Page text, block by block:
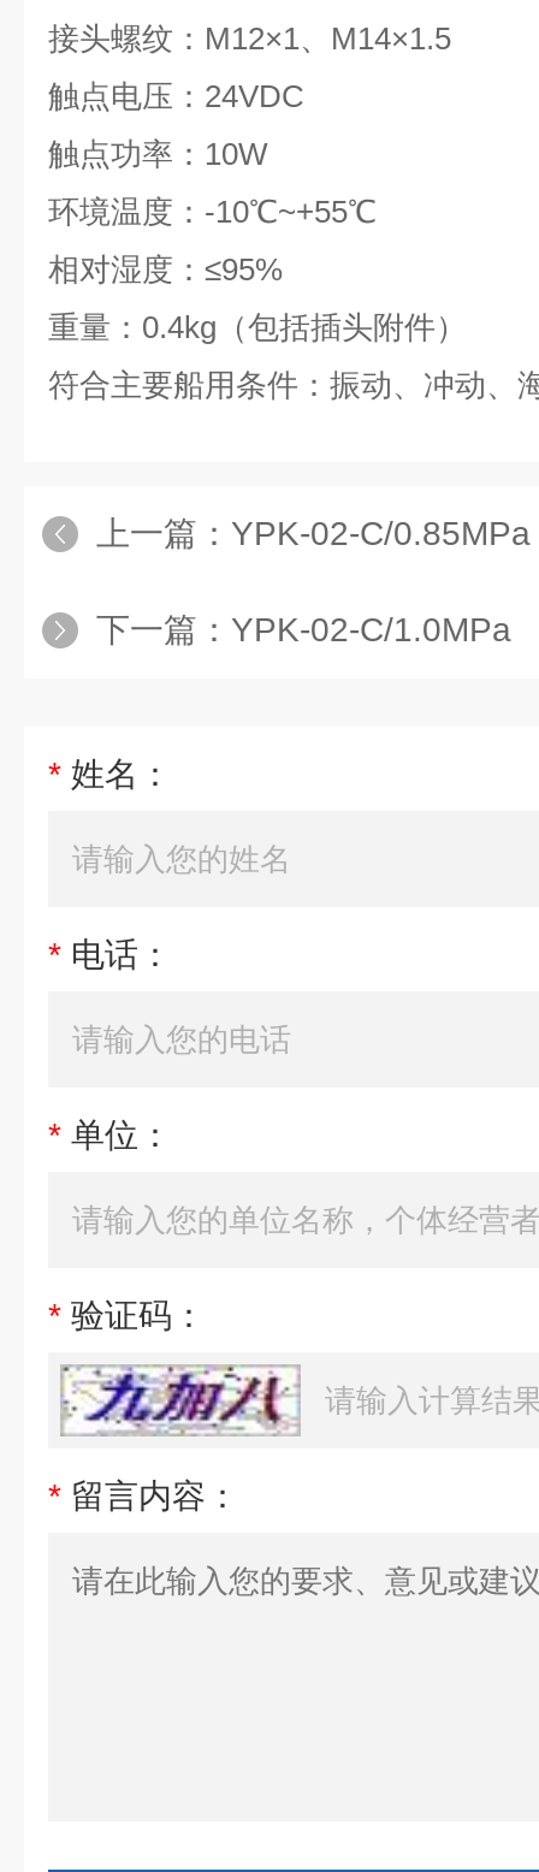
接头螺纹：M12×1、M14×1.5
触点电压：24VDC
触点功率：10W
环境温度：-10℃~+55℃
相对湿度：≤95%
重量：0.4kg（包括插头附件）
符合主要船用条件：振动、冲动、
上一篇： YPK-02-C/0.85MPa
下一篇： YPK-02-C/1.0MPa
* 姓名：
* 电话：
* 单位：
* 验证码：
* 留言内容：